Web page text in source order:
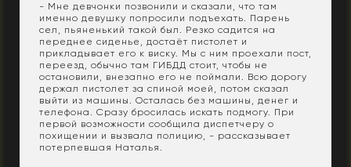
- Мне девчонки позвонили и сказали, что там
именно девушку попросили подъехать. Парень
сел, пьяненький такой был. Резко садится на
переднее сиденье, достаёт пистолет и
прикладывает его к виску. Мы с ним проехали пост,
переезд, обычно там ГИБДД стоит, чтобы не
остановили, внезапно его не поймали. Всю дорогу
держал пистолет за спиной моей, потом сказал
выйти из машины. Осталась без машины, денег и
телефона. Сразу бросилась искать подмогу. При
первой возможности сообщила диспетчеру о
похищении и вызвала полицию, - рассказывает
потерпевшая Наталья.